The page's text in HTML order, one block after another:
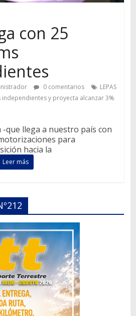
con 25
0 comentarios
LEPAS
y proyecta alcanzar 3%
-que llega a nuestro país con
para
hacia la
Leer más